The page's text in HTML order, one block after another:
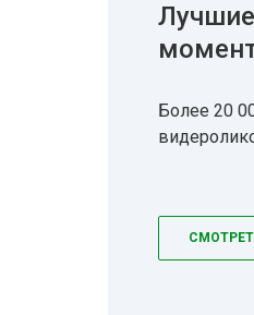
Лучшие
Более 20